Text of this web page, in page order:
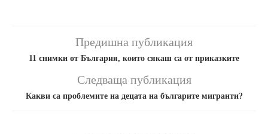
Предишна публикация
11 снимки от България, които сякаш са от приказките
Следваща публикация
Какви са проблемите на децата на българите мигранти?